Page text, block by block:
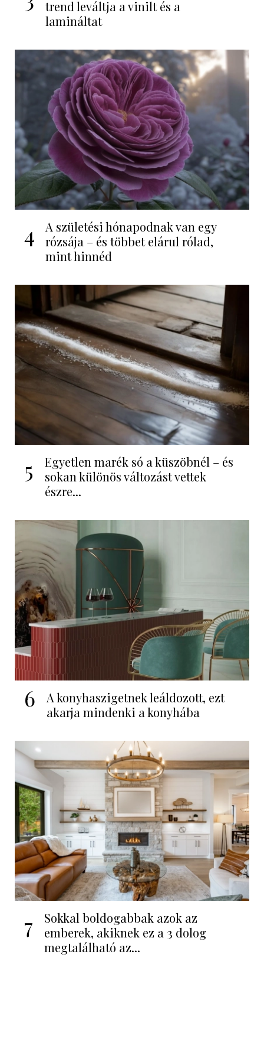
trend leváltja a vinilt és a
lamináltat
4
A születési hónapodnak van egy
rózsája – és többet elárul rólad,
mint hinnéd
5
Egyetlen marék só a küszöbnél – és
sokan különös változást vettek
észre...
6
A konyhaszigetnek leáldozott, ezt
akarja mindenki a konyhába
7
Sokkal boldogabbak azok az
emberek, akiknek ez a 3 dolog
megtalálható az...